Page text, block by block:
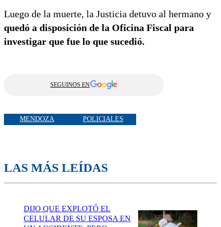
Luego de la muerte, la Justicia detuvo al hermano y
quedó a disposición de la Oficina Fiscal para
investigar que fue lo que sucedió.
SEGUINOS EN
MENDOZA POLICIALES
LAS MÁS LEÍDAS
DIJO QUE EXPLOTÓ EL
CELULAR DE SU ESPOSA EN